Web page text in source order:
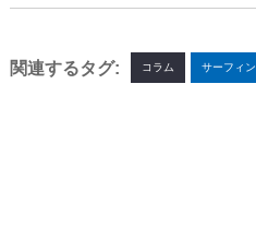
関連するタグ: コラム サーフィン